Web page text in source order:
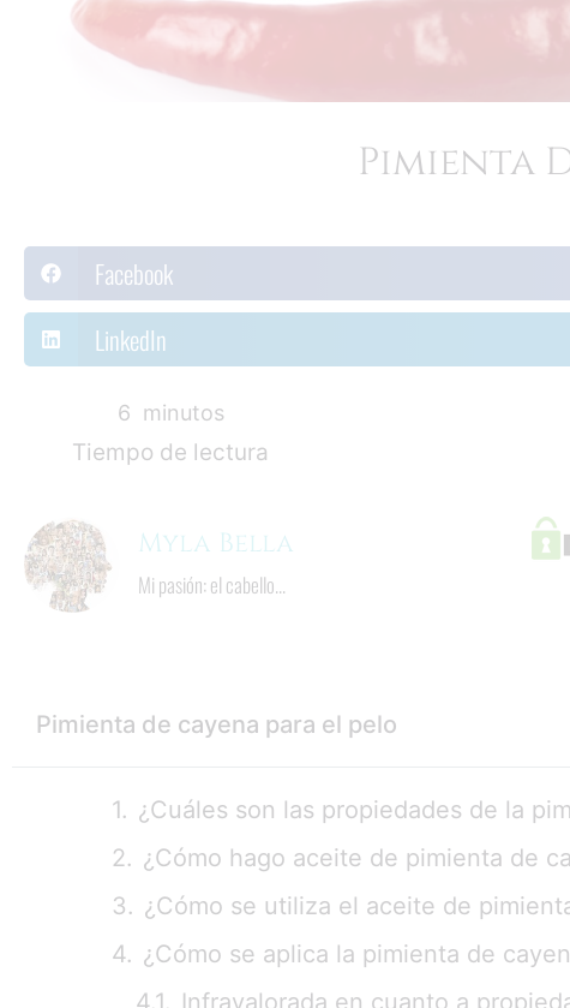
Pimienta
Facebook
LinkedIn
Tiempo de lectura
8
  minutos
Myla Bella
Mi pasión: el cabello...
Pimienta de cayena para el pelo
¿Cuáles son las propiedades de la
¿Cómo hago aceite de pimienta de
¿Cómo se utiliza el aceite de
¿Cómo se aplica la pimienta de
Infravalorada en cuanto a